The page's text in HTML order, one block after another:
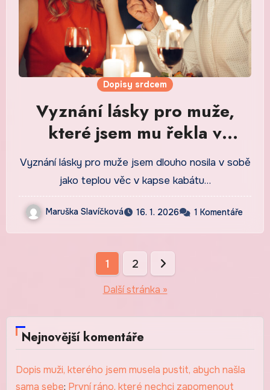
Dopisy srdcem
Vyznání lásky pro muže,
které jsem mu řekla v
kuchyni u světla lampy
Vyznání lásky pro muže jsem dlouho nosila v sobě
jako teplou věc v kapse kabátu…
Maruška Slavíčková 16. 1. 2026 1 Komentáře
Stránkování
1 2
Další stránka »
Nejnovější komentáře
Dopis muži, kterého jsem musela pustit, abych našla
sama sebe: První ráno, které nechci zapomenout